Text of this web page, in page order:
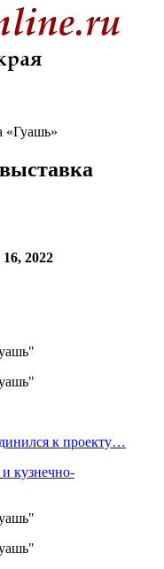
«Гуашь»
2022
к проекту…
кузнечно-